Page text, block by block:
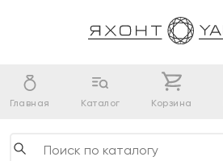
Главная Каталог Корзина